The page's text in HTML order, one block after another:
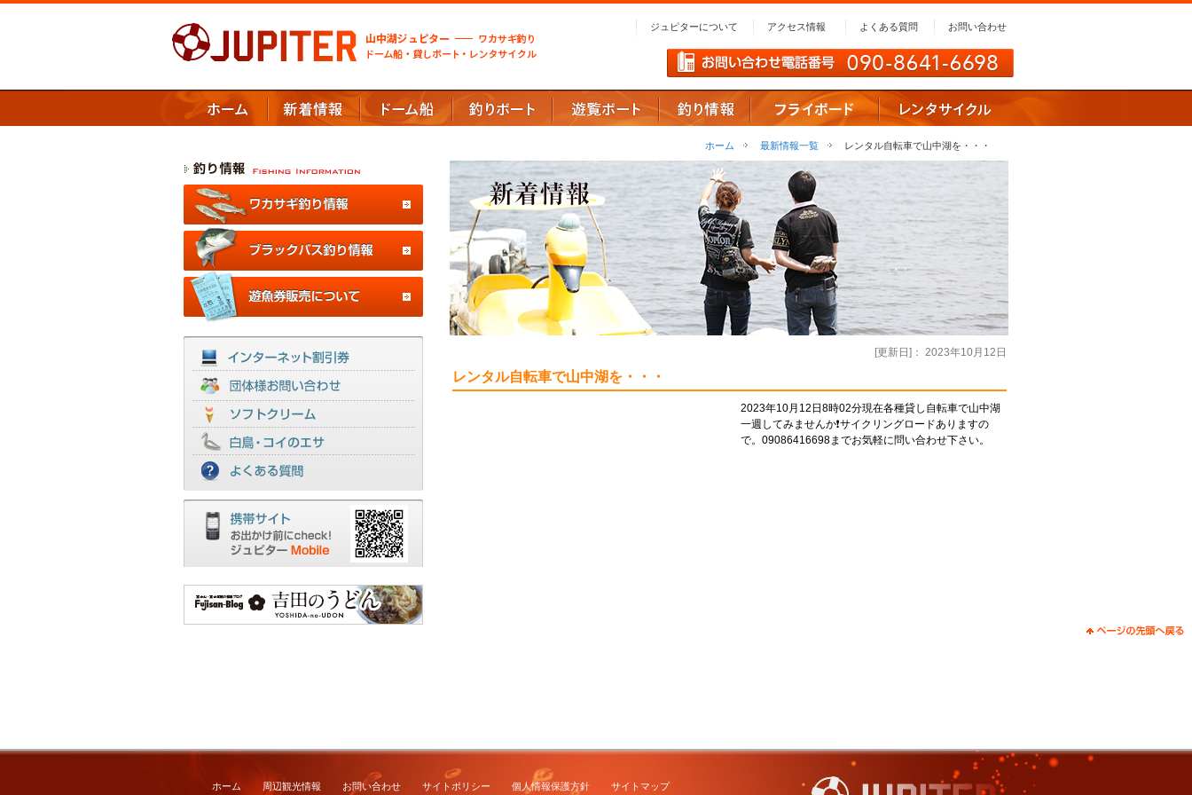
ジュピターについて アクセス情報 よくある質問 お問い合わせ
ホーム 最新情報一覧 レンタル自転車で山中湖を・・・
[更新日]： 2023年10月12日
レンタル自転車で山中湖を・・・
2023年10月12日8時02分現在各種貸し自転車で山中湖
一週してみませんか❗サイクリングロードありますの
で。09086416698までお気軽に問い合わせ下さい。
ホーム 周辺観光情報 お問い合わせ サイトポリシー 個人情報保護方針 サイトマップ